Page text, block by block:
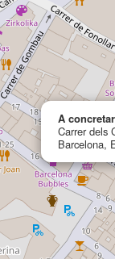
A
Carrer dels
Barcelona,